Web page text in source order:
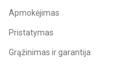
Apmokėjimas
Pristatymas
Grąžinimas ir garantija